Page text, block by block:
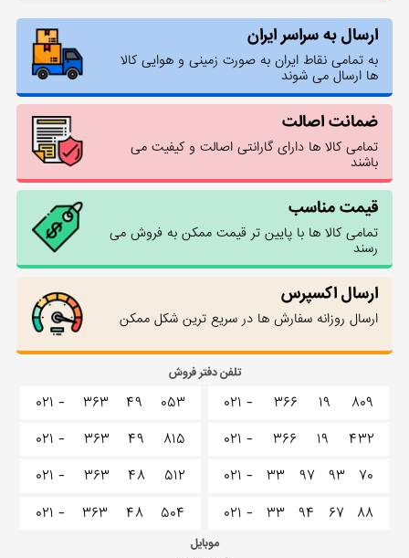
ارسال به سراسر ایران
به تمامی نقاط ایران به صورت زمینی و هوایی کالا
ها ارسال می شوند
ضمانت اصالت
تمامی کالا ها دارای گارانتی اصالت و کیفیت می
باشند
قیمت مناسب
تمامی کالا ها با پایین تر قیمت ممکن به فروش می
رسند
ارسال اکسپرس
ارسال روزانه سفارش ها در سریع ترین شکل ممکن
تلفن دفتر فروش
۰۲۱ - ۳۶۶ ۱۹
۸۰۹
۰۲۱ -
۳۶۶ ۱۹
۴۳۲
۰۲۱ -
۳۳ ۹۷ ۹۳
۷۰
۰۲۱ -
۳۳ ۹۴ ۶۷ ۸۸
۰۲۱ - ۳۶۳ ۴۹
۰۵۳
۰۲۱ -
۳۶۳ ۴۹
۸۱۵
۰۲۱ -
۳۶۳ ۴۸
۵۱۲
۰۲۱ -
۳۶۳ ۴۸ ۵۰۴
موبایل